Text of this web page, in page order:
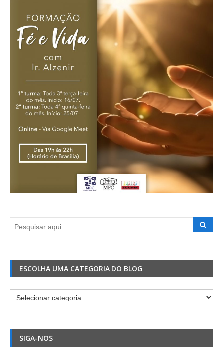
ESCOLHA UMA CATEGORIA DO BLOG
Escolha
uma
do
Blog
SIGA-NOS